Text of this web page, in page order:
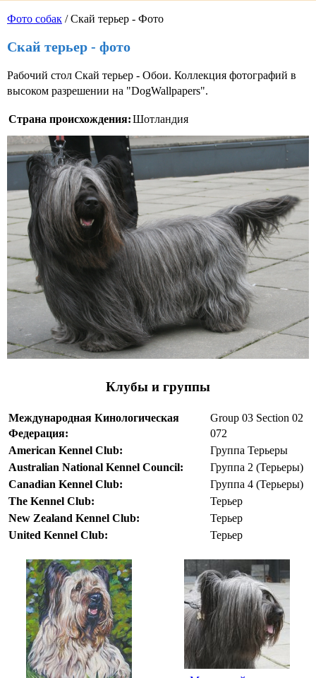
Фото собак / Скай терьер - Фото
Скай терьер - фото
Рабочий стол Скай терьер - Обои. Коллекция фотографий в
высоком разрешении на "DogWallpapers".
Страна происхождения:Шотландия
Клубы и группы
Международная Кинологическая
Федерация:
Group 03 Section 02
072
American Kennel Club:
Группа Терьеры
Australian National Kennel Council:
Группа 2 (Терьеры)
Canadian Kennel Club:
Группа 4 (Терьеры)
The Kennel Club:
Терьер
New Zealand Kennel Club:
Терьер
United Kennel Club:
Терьер